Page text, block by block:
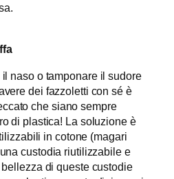
naso o tamponare il sudore
dei fazzoletti con sé è
che siano sempre
di plastica! La soluzione è
in cotone (magari
custodia riutilizzabile e
di queste custodie